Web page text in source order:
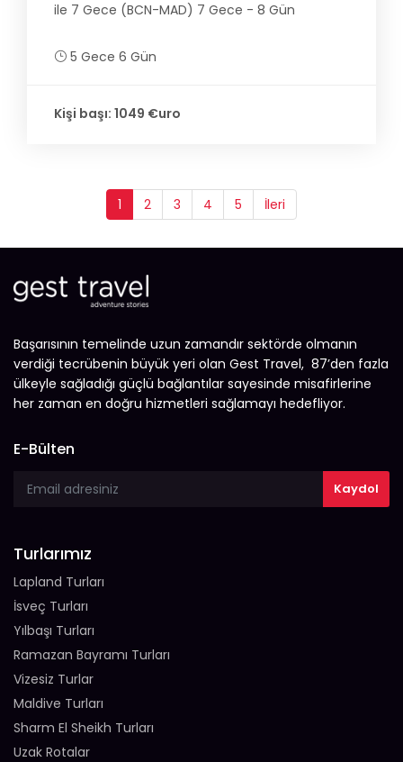
ile 7 Gece (BCN-MAD) 7 Gece - 8 Gün
5 Gece 6 Gün
Kişi başı: 1049 €uro
1 2 3 4 5 İleri
Başarısının temelinde uzun zamandır sektörde olmanın
verdiği tecrübenin büyük yeri olan Gest Travel, 87’den fazla
ülkeyle sağladığı güçlü bağlantılar sayesinde misafirlerine
her zaman en doğru hizmetleri sağlamayı hedefliyor.
E-Bülten
Turlarımız
Lapland Turları
İsveç Turları
Yılbaşı Turları
Ramazan Bayramı Turları
Vizesiz Turlar
Maldive Turları
Sharm El Sheikh Turları
Uzak Rotalar